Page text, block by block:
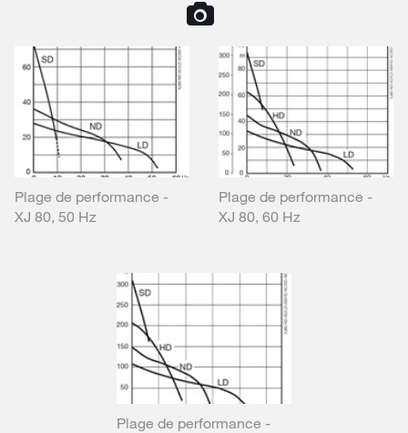
Plage de performance -
XJ 80, 50 Hz
Plage de performance -
XJ 80, 60 Hz
Plage de performance -